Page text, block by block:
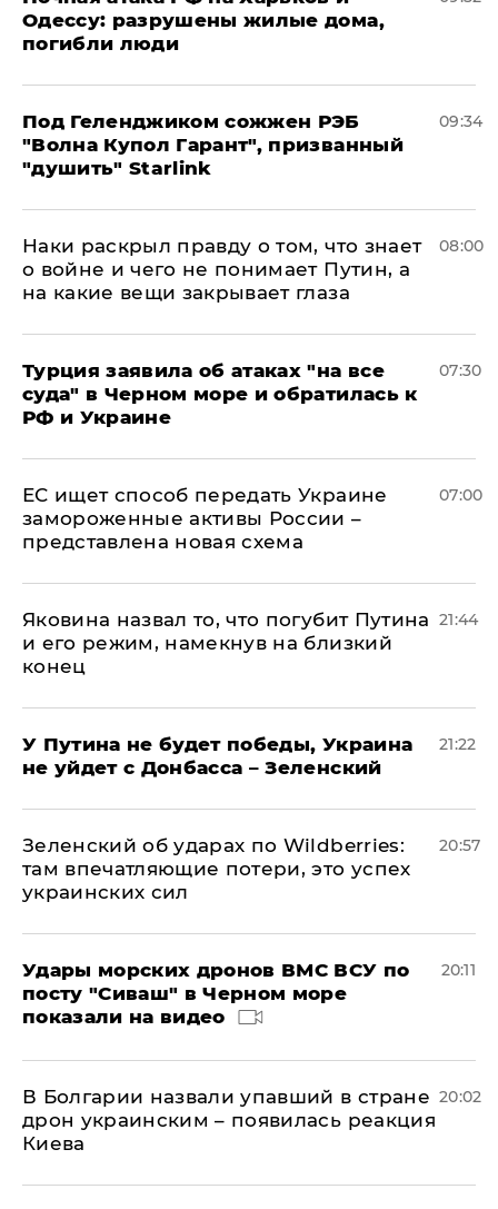
Одессу: разрушены жилые дома,
погибли люди
Под Геленджиком сожжен РЭБ
"Волна Купол Гарант", призванный
"душить" Starlink
09:34
Наки раскрыл правду о том, что знает
о войне и чего не понимает Путин, а
на какие вещи закрывает глаза
08:00
Турция заявила об атаках "на все
суда" в Черном море и обратилась к
РФ и Украине
07:30
ЕС ищет способ передать Украине
замороженные активы России –
представлена новая схема
07:00
Яковина назвал то, что погубит Путина
и его режим, намекнув на близкий
конец
21:44
У Путина не будет победы, Украина
не уйдет с Донбасса – Зеленский
21:22
Зеленский об ударах по Wildberries:
там впечатляющие потери, это успех
украинских сил
20:57
Удары морских дронов ВМС ВСУ по
посту "Сиваш" в Черном море
показали на видео
20:11
В Болгарии назвали упавший в стране
дрон украинским – появилась реакция
Киева
20:02